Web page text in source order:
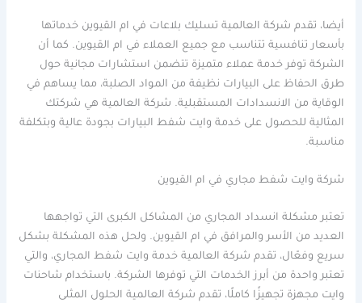
أيضا، تقدم شركة العالمية تسليك بلاعات في ام القيوين خدماتها
بأسعار تنافسية تتناسب مع جميع العملاء في ام القيوين. كما أن
الشركة توفر خدمة عملاء متميزة تتضمن استشارات مجانية حول
طرق الحفاظ على البيارات نظيفة من المواد الصلبة، مما يساهم في
الوقاية من الانسدادات المستقبلية. شركة العالمية هي شركتك
المثالية للحصول على خدمة وايت شفط البيارات بجودة عالية وبتكلفة
مناسبة.
شركة وايت شفط مجاري في ام القيوين
تعتبر مشكلة انسداد المجاري من المشاكل الكبرى التي تواجهها
العديد من الأسر والمرافق في ام القيوين. ولحل هذه المشكلة بشكل
سريع وفعّال، تقدم شركة العالمية خدمة وايت شفط المجاري، والتي
تعتبر واحدة من أبرز الخدمات التي توفرها الشركة. باستخدام شاحنات
وايت مجهزة تجهيزًا كاملًا، تقدم شركة العالمية الحلول المثلى